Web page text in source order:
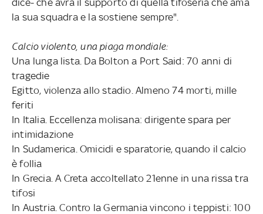
la sua squadra e la sostiene sempre".
Calcio violento, una piaga mondiale:
Una lunga lista. Da Bolton a Port Said: 70 anni di
tragedie
Egitto, violenza allo stadio. Almeno 74 morti, mille
feriti
In Italia. Eccellenza molisana: dirigente spara per
intimidazione
In Sudamerica. Omicidi e sparatorie, quando il calcio
è follia
In Grecia. A Creta accoltellato 21enne in una rissa tra
tifosi
In Austria. Contro la Germania vincono i teppisti: 100